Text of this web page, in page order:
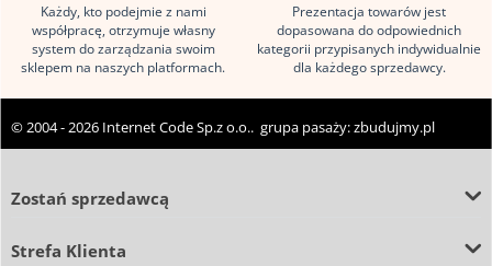
Każdy, kto podejmie z nami
współpracę, otrzymuje własny
system do zarządzania swoim
sklepem na naszych platformach.
Prezentacja towarów jest
dopasowana do odpowiednich
kategorii przypisanych indywidualnie
dla każdego sprzedawcy.
© 2004 - 2026 Internet Code Sp.z o.o.. grupa pasaży:zbudujmy.pl
Zostań sprzedawcą
Strefa Klienta